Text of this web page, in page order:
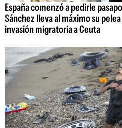
España comenzó a pedirle
Sánchez lleva al máximo su
invasión migratoria a Ceuta